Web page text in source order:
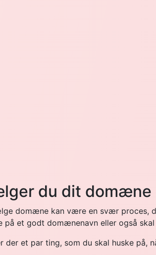
du dit domæne
domæne kan være en svær proces,
på et godt domænenavn eller også
der et par ting, som du skal huske på,